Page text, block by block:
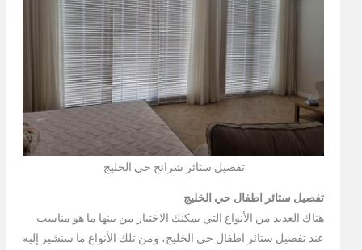
تفصيل ستائر شرائح حي الخليج
تفصيل ستائر اطفال حي الخليج
هناك العديد من الأنواع التي يمكنك الاختيار من بينها ما هو مناسب
عند تفصيل ستائر اطفال حي الخليج، ومن تلك الأنواع ما سنشير إليه